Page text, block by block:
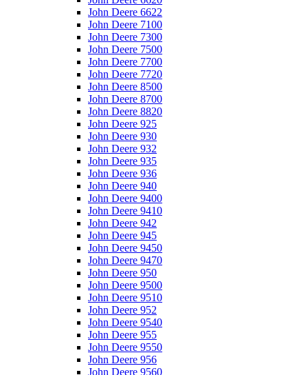
John Deere 6622
John Deere 7100
John Deere 7300
John Deere 7500
John Deere 7700
John Deere 7720
John Deere 8500
John Deere 8700
John Deere 8820
John Deere 925
John Deere 930
John Deere 932
John Deere 935
John Deere 936
John Deere 940
John Deere 9400
John Deere 9410
John Deere 942
John Deere 945
John Deere 9450
John Deere 9470
John Deere 950
John Deere 9500
John Deere 9510
John Deere 952
John Deere 9540
John Deere 955
John Deere 9550
John Deere 956
John Deere 9560